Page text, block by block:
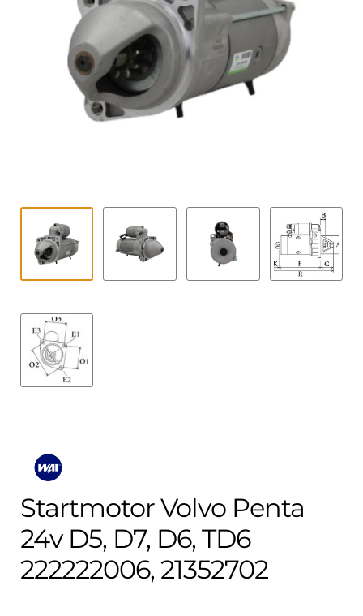
Contact
Techniek Blog
Nederlands
Startmotor Volvo Penta
24v D5, D7, D6, TD6
222222006, 21352702